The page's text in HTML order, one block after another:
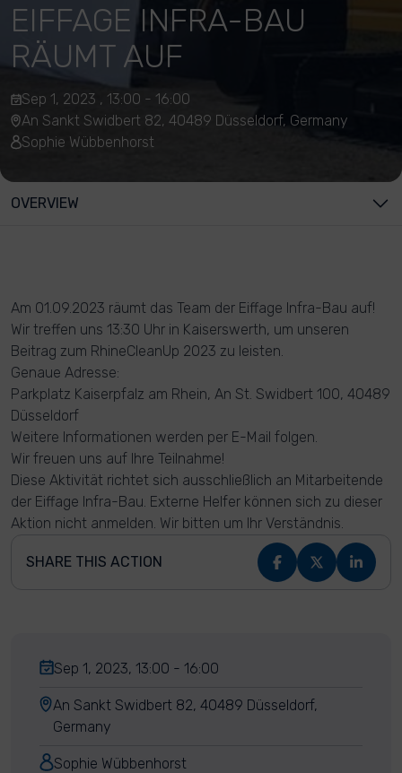
EIFFAGE INFRA-BAU
RÄUMT AUF
Sep 1, 2023 , 13:00 - 16:00
An Sankt Swidbert 82, 40489 Düsseldorf, Germany
Sophie Wübbenhorst
OVERVIEW
Am 01.09.2023 räumt das Team der Eiffage Infra-Bau auf!
Wir treffen uns 13:30 Uhr in Kaiserswerth, um unseren
Beitrag zum RhineCleanUp 2023 zu leisten.
Genaue Adresse:
Parkplatz Kaiserpfalz am Rhein, An St. Swidbert 100, 40489
Düsseldorf
Weitere Informationen werden per E-Mail folgen.
Wir freuen uns auf Ihre Teilnahme!
Diese Aktivität richtet sich ausschließlich an Mitarbeitende
der Eiffage Infra-Bau. Externe Helfer können sich zu dieser
Aktion nicht anmelden. Wir bitten um Ihr Verständnis.
SHARE THIS ACTION
Sep 1, 2023, 13:00 - 16:00
An Sankt Swidbert 82, 40489 Düsseldorf,
Germany
Sophie Wübbenhorst